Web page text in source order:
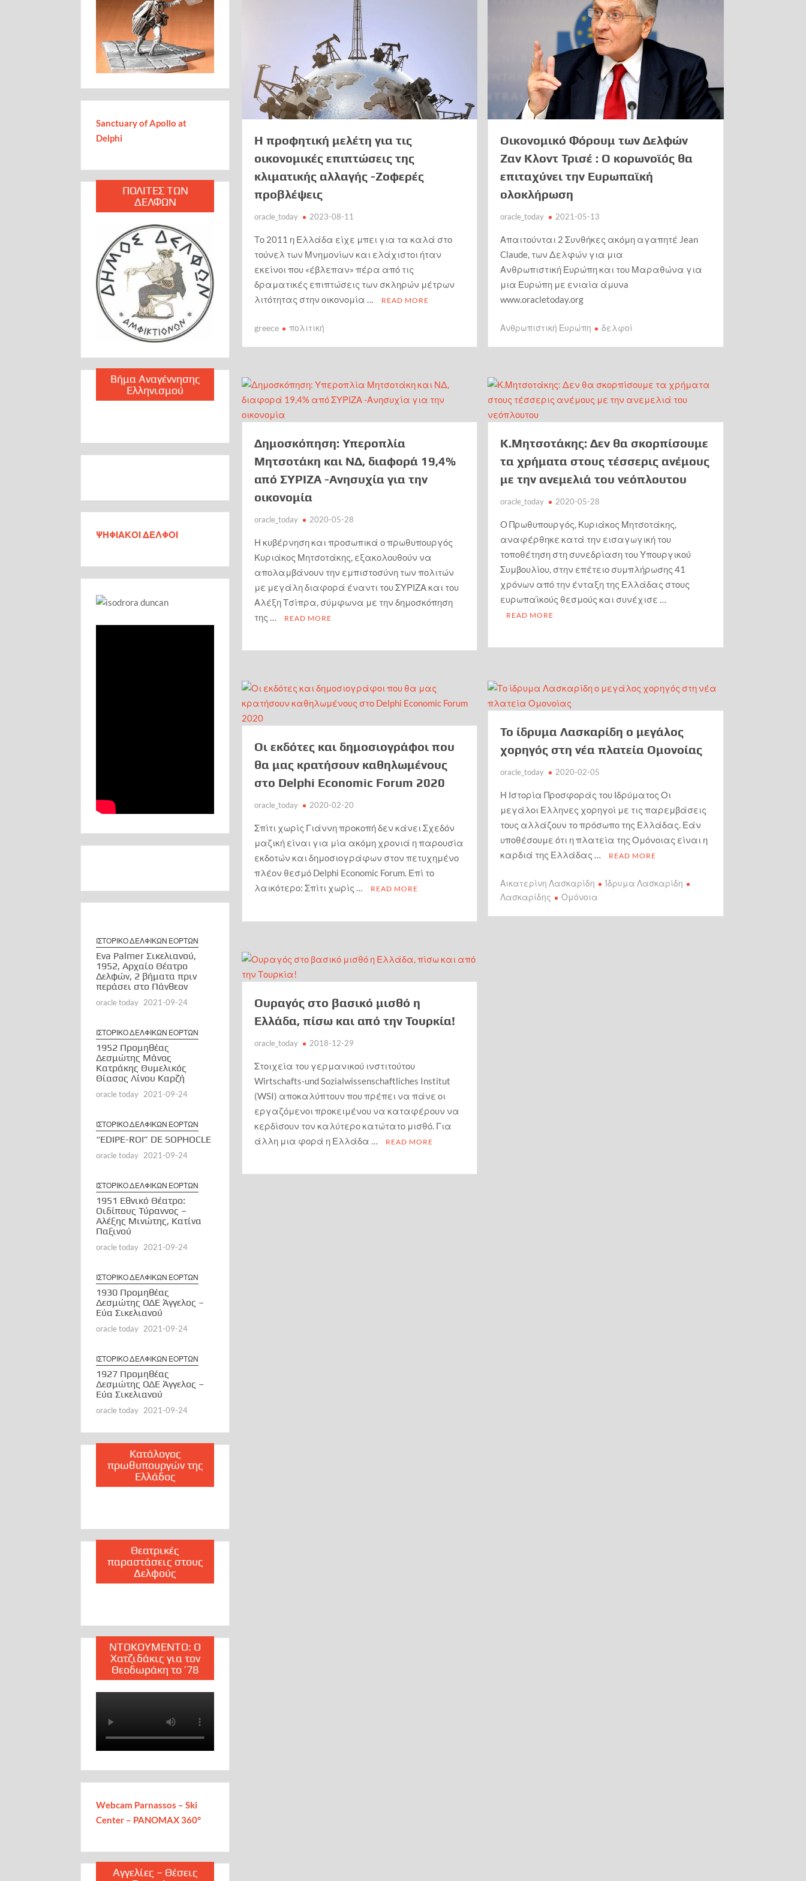
Η προφητική μελέτη για τις
οικονομικές επιπτώσεις της
κλιματικής αλλαγής -Ζοφερές
προβλέψεις
oracle_today 2023-08-11
Το 2011 η Ελλάδα είχε μπει για τα καλά στο
τούνελ των Μνημονίων και ελάχιστοι ήταν
εκείνοι που «έβλεπαν» πέρα από τις
δραματικές επιπτώσεις των σκληρών μέτρων
λιτότητας στην οικονομία …
READ MORE
greece πολιτική
Οικονομικό Φόρουμ των Δελφών
Ζαν Κλοντ Τρισέ : Ο κορωνοϊός θα
επιταχύνει την Eυρωπαϊκή
ολοκλήρωση
oracle_today 2021-05-13
Απαιτούνται 2 Συνθήκες ακόμη αγαπητέ Jean
Claude, των Δελφών για μια
Ανθρωπιστική Ευρώπη και του Μαραθώνα για
μια Ευρώπη με ενιαία άμυνa
www.oracletoday.org
Ανθρωπιστική Ευρώπη δελφοί
Δημοσκόπηση: Υπεροπλία
Μητσοτάκη και ΝΔ, διαφορά 19,4%
από ΣΥΡΙΖΑ -Ανησυχία για την
οικονομία
oracle_today 2020-05-28
Η κυβέρνηση και προσωπικά ο πρωθυπουργός
Κυριάκος Μητσοτάκης, εξακολουθούν να
απολαμβάνουν την εμπιστοσύνη των πολιτών
με μεγάλη διαφορά έναντι του ΣΥΡΙΖΑ και του
Αλέξη Τσίπρα, σύμφωνα με την δημοσκόπηση
της …
READ MORE
Κ.Μητσοτάκης: Δεν θα σκορπίσουμε
τα χρήματα στους τέσσερις ανέμους
με την ανεμελιά του νεόπλουτου
oracle_today 2020-05-28
O Πρωθυπουργός, Κυριάκος Μητσοτάκης,
αναφέρθηκε κατά την εισαγωγική του
τοποθέτηση στη συνεδρίαση του Υπουργικού
Συμβουλίου, στην επέτειο συμπλήρωσης 41
χρόνων από την ένταξη της Ελλάδας στους
ευρωπαϊκούς θεσμούς και συνέχισε …
READ MORE
Οι εκδότες και δημοσιογράφοι που
θα μας κρατήσουν καθηλωμένους
στο Delphi Economic Forum 2020
oracle_today 2020-02-20
Σπίτι χωρίς Γιάννη προκοπή δεν κάνει Σχεδόν
μαζική είναι για μία ακόμη χρονιά η παρουσία
εκδοτών και δημοσιογράφων στον πετυχημένο
πλέον θεσμό Delphi Economic Forum. Επί το
λαικότερο: Σπίτι χωρίς …
READ MORE
Το ίδρυμα Λασκαρίδη ο μεγάλος
χορηγός στη νέα πλατεία Ομονοίας
oracle_today 2020-02-05
Η Ιστορία Προσφοράς του Ιδρύματος Οι
μεγάλοι Ελληνες χορηγοί με τις παρεμβάσεις
τους αλλάζουν το πρόσωπο της Ελλάδας. Εάν
υποθέσουμε ότι η πλατεία της Ομόνοιας είναι η
καρδιά της Ελλάδας …
READ MORE
Αικατερίνη Λασκαρίδη
Ίδρυμα Λασκαρίδη
Λασκαρίδης
Ομόνοια
Ουραγός στο βασικό μισθό η
Ελλάδα, πίσω και από την Τουρκία!
oracle_today 2018-12-29
Στοιχεία του γερμανικού ινστιτούτου
Wirtschafts-und Sozialwissenschaftliches Institut
(WSI) αποκαλύπτουν που πρέπει να πάνε οι
εργαζόμενοι προκειμένου να καταφέρουν να
κερδίσουν τον καλύτερο κατώτατο μισθό. Για
άλλη μια φορά η Ελλάδα …
READ MORE
Sanctuary of Apollo at
Delphi
ΠΟΛΙΤΕΣ ΤΩΝ
ΔΕΛΦΩΝ
Βήμα Αναγέννησης
Ελληνισμού
ΨΗΦΙΑΚΟΙ ΔΕΛΦΟΙ
ΙΣΤΟΡΙΚΟ ΔΕΛΦΙΚΩΝ ΕΟΡΤΩΝ
Eva Palmer Σικελιανού,
1952, Αρχαίο Θέατρο
Δελφών, 2 βήματα πριν
περάσει στο Πάνθεον
oracle today 2021-09-24
ΙΣΤΟΡΙΚΟ ΔΕΛΦΙΚΩΝ ΕΟΡΤΩΝ
1952 Προμηθέας
Δεσμώτης Μάνος
Κατράκης Θυμελικός
Θίασος Λίνου Καρζή
oracle today 2021-09-24
ΙΣΤΟΡΙΚΟ ΔΕΛΦΙΚΩΝ ΕΟΡΤΩΝ
“EDIPE-ROI” DE SOPHOCLE
oracle today 2021-09-24
ΙΣΤΟΡΙΚΟ ΔΕΛΦΙΚΩΝ ΕΟΡΤΩΝ
1951 Εθνικό Θέατρο:
Οιδίπους Τύραννος –
Αλέξης Μινώτης, Κατίνα
Παξινού
oracle today 2021-09-24
ΙΣΤΟΡΙΚΟ ΔΕΛΦΙΚΩΝ ΕΟΡΤΩΝ
1930 Προμηθέας
Δεσμώτης ΟΔΕ Άγγελος –
Εύα Σικελιανού
oracle today 2021-09-24
ΙΣΤΟΡΙΚΟ ΔΕΛΦΙΚΩΝ ΕΟΡΤΩΝ
1927 Προμηθέας
Δεσμώτης ΟΔΕ Άγγελος –
Εύα Σικελιανού
oracle today 2021-09-24
Κατάλογος
πρωθυπουργών της
Ελλάδος
Θεατρικές
παραστάσεις στους
Δελφούς
ΝΤΟΚΟΥΜΕΝΤΟ: Ο
Χατζιδάκις για τον
Θεοδωράκη το ’78
Webcam Parnassos – Ski
Center – PANOMAX 360°
Αγγελίες – Θέσεις